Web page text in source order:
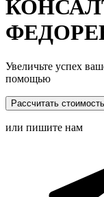
Увеличьте успех
помощью
Рассчитать стоимость
или пишите нам